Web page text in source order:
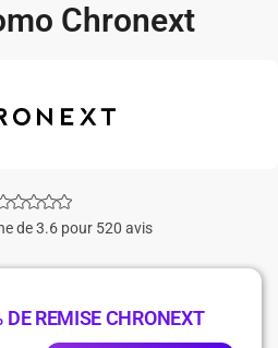
Chronext
de 3.6 pour 520 avis
DE REMISE CHRONEXT